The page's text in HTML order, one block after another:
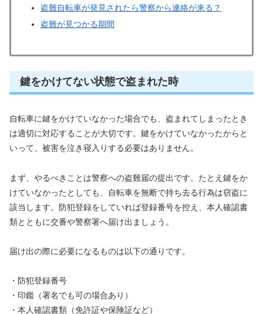
盗難自転車が発見されたら警察から連絡が来る？
盗難が見つかる期間
鍵をかけてない状態で盗まれた時
自転車に鍵をかけていなかった場合でも、盗まれてしまったとき
は適切に対応することが大切です。鍵をかけていなかったからと
いって、被害を泣き寝入りする必要はありません。
まず、やるべきことは警察への盗難届の提出です。たとえ鍵をか
けていなかったとしても、自転車を無断で持ち去る行為は窃盗に
該当します。防犯登録をしていれば登録番号を控え、本人確認書
類とともに交番や警察署へ届け出ましょう。
届け出の際に必要になるものは以下の通りです。
・防犯登録番号
・印鑑（署名でも可の場合あり）
・本人確認書類（免許証や保険証など）